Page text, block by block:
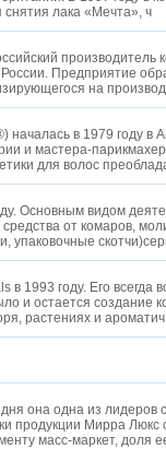
снятия лака «Мечта», ч
производитель
Предприятие
на
в 1979 году в
и мастера-
для волос
Основным видом
от комаров,
упаковочные
1993 году. Его всегда
и остается создание
растениях и ароматич
она одна из лидеров
продукции Мирра
масс-маркет, доля